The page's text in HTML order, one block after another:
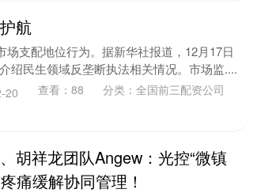
航
场支配地位行为。据新华社报道，12月17日
绍民生领域反垄断执法相关情况。市场监....
20 查看： 88 分类： 全国前三配资公司
胡祥龙团队Angew：光控“微镇
痛缓解协同管理！